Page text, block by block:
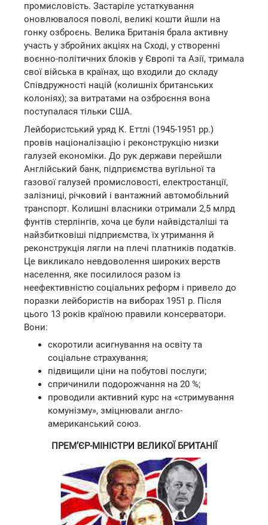
промисловість. Застаріле устаткування
оновлювалося поволі, великі кошти йшли на
гонку озброєнь. Велика Британія брала активну
участь у збройних акціях на Сході, у створенні
воєнно-політичних блоків у Європі та Азії, тримала
свої війська в країнах, що входили до складу
Співдружності націй (колишніх британських
колоніях); за витратами на озброєння вона
поступалася тільки США.
Лейбористський уряд К. Еттлі (1945-1951 рр.)
провів націоналізацію і реконструкцію низки
галузей економіки. До рук держави перейшли
Англійський банк, підприємства вугільної та
газової галузей промисловості, електростанції,
залізниці, річковий і вантажний автомобільний
транспорт. Колишні власники отримали 2,5 млрд
фунтів стерлінгів, хоча це були найвідсталіші та
найзбитковіші підприємства, їх утримання й
реконструкція лягли на плечі платників податків.
Це викликало невдоволення широких верств
населення, яке посилилося разом із
неефективністю соціальних реформ і привело до
поразки лейбористів на виборах 1951 р. Після
цього 13 років країною правили консерватори.
Вони:
скоротили асигнування на освіту та
соціальне страхування;
підвищили ціни на побутові послуги;
спричинили подорожчання на 20 %;
проводили активний курс на «стримування
комунізму», зміцнювали англо-
американський союз.
ПРЕМ’ЄР-МІНІСТРИ ВЕЛИКОЇ БРИТАНІЇ